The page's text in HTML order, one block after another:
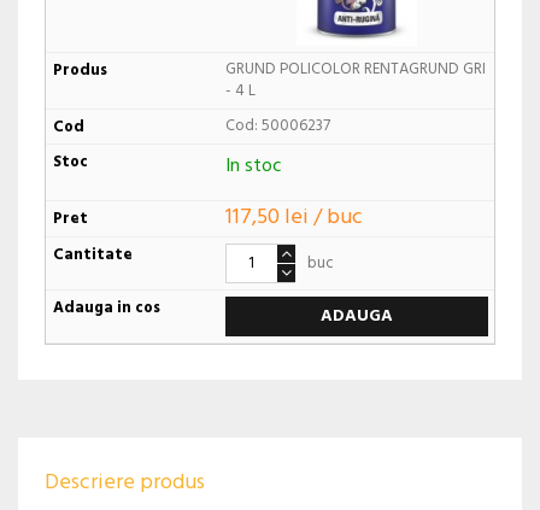
GRUND POLICOLOR RENTAGRUND GRI
- 4 L
Cod: 50006237
In stoc
117,50 lei / buc
buc
ADAUGA
Descriere produs